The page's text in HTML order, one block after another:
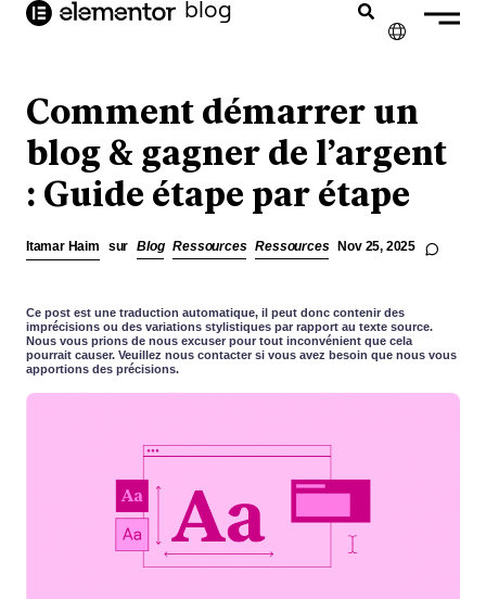
principal
blog
NEDERLANDS
DEUTSCH
ITALIANO
Comment démarrer un
blog & gagner de l’argent
: Guide étape par étape
Itamar Haim sur Blog Ressources Ressources Nov 25, 2025
Ce post est une traduction automatique, il peut donc contenir des
imprécisions ou des variations stylistiques par rapport au texte source.
Nous vous prions de nous excuser pour tout inconvénient que cela
pourrait causer. Veuillez nous contacter si vous avez besoin que nous vous
apportions des précisions.